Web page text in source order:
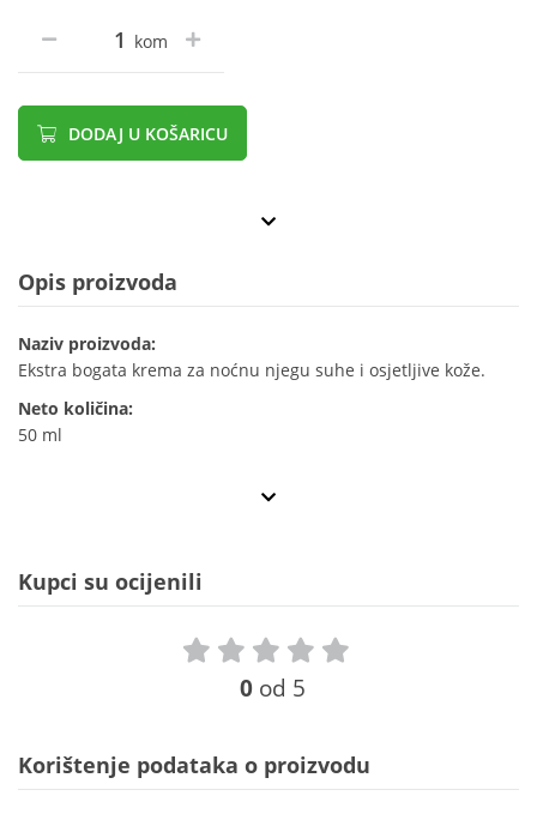
kom
DODAJ U KOŠARICU
Opis proizvoda
Naziv proizvoda:
Ekstra bogata krema za noćnu njegu suhe i osjetljive kože.
Neto količina:
50 ml
Kupci su ocijenili
0 od 5
Korištenje podataka o proizvodu